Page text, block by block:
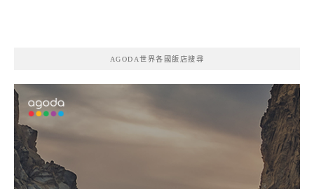
AGODA世界各國飯店搜尋